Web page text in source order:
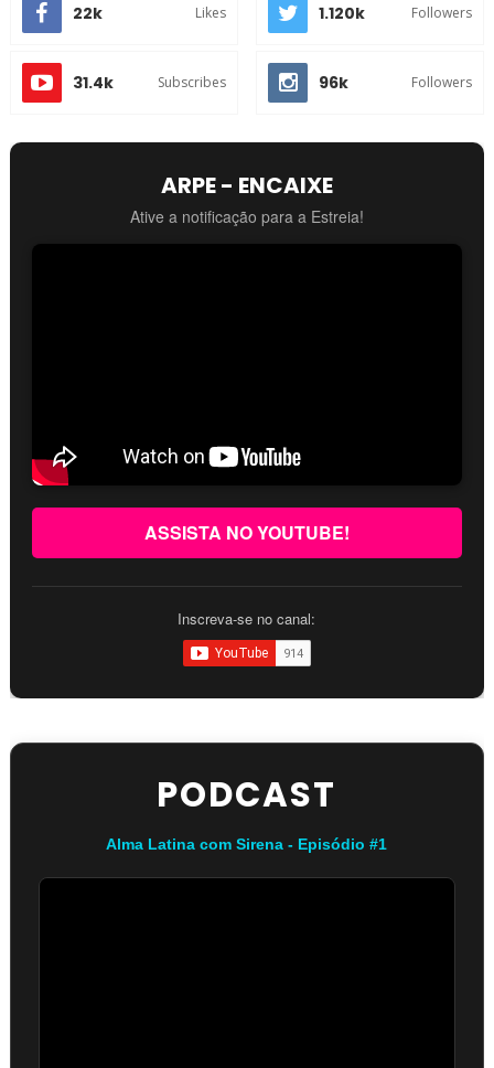
22k Likes 1.120k Followers
31.4k Subscribes 96k Followers
ARPE - ENCAIXE
Ative a notificação para a Estreia!
ASSISTA NO YOUTUBE!
Inscreva-se no canal:
PODCAST
Alma Latina com Sirena - Episódio #1